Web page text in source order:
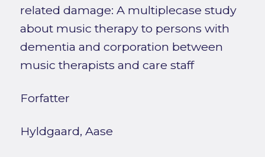
related damage: A multiplecase study
about music therapy to persons with
dementia and corporation between
music therapists and care staff
Forfatter
Hyldgaard, Aase